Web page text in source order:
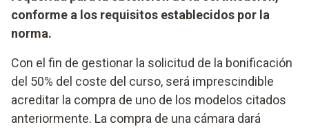
conforme a los requisitos establecidos por la
norma.
Con el fin de gestionar la solicitud de la bonificación
del 50% del coste del curso, será imprescindible
acreditar la compra de uno de los modelos citados
anteriormente. La compra de una cámara dará